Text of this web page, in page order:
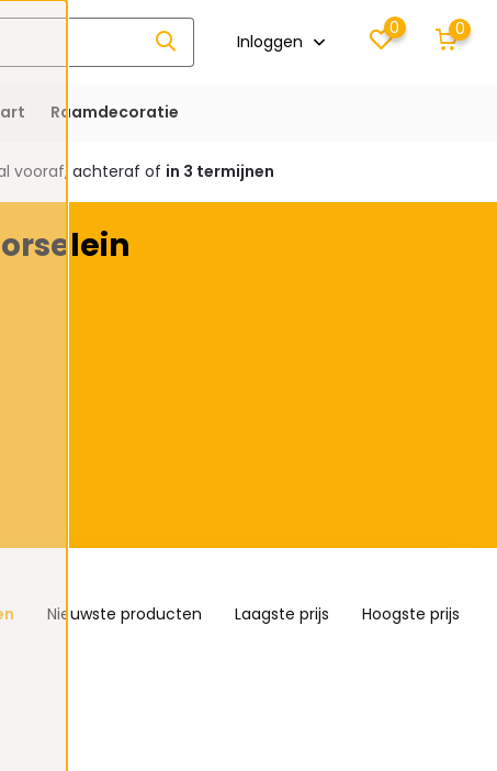
Inloggen
0 0
Raamdecoratie
vooraf, achteraf of in 3 termijnen
Nieuwste producten Laagste prijs Hoogste prijs